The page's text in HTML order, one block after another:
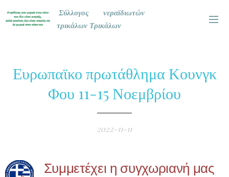
Σύλλογος νεραϊδιωτών
τρικάλων Τρικάλων
Ευρωπαϊκο πρωτάθλημα Κουνγκ
Φου 11-15 Νοεμβρίου
2022-11-11
Συμμετέχει η συγχωριανή μας